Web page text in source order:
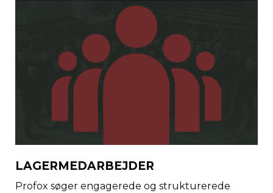
LAGERMEDARBEJDER
Profox søger engagerede og strukturerede